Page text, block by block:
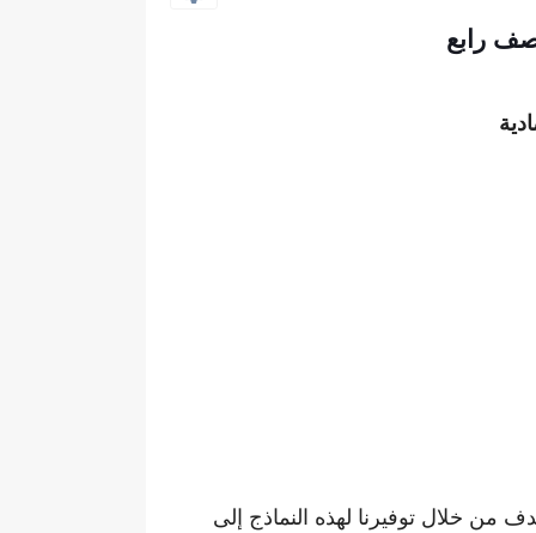
صف رابع
من خلال توفيرنا لهذه النماذج إلى